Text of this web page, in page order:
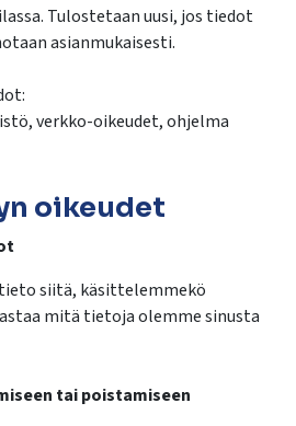
Tulostetaan uusi, jos tiedot
asianmukaisesti.
verkko-oikeudet, ohjelma
oikeudet
tieto siitä, käsittelemmekö
mitä tietoja olemme sinusta
tai poistamiseen